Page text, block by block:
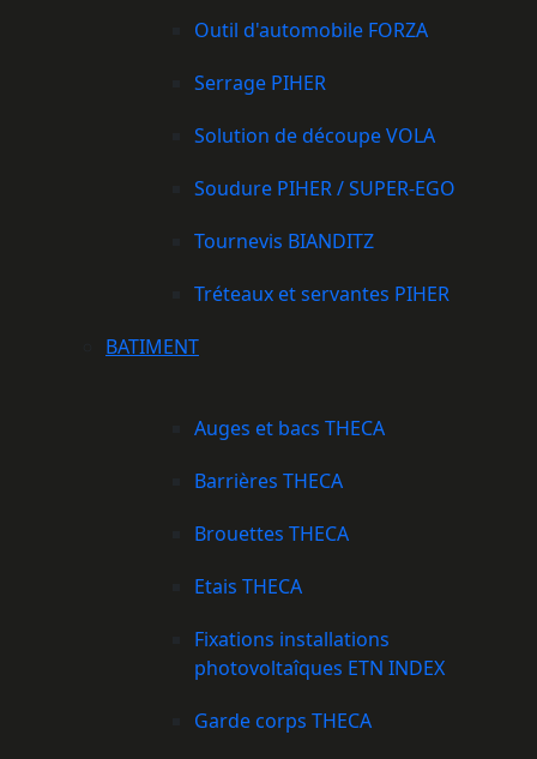
Outil d'automobile FORZA
Serrage PIHER
Solution de découpe VOLA
Soudure PIHER / SUPER-EGO
Tournevis BIANDITZ
Tréteaux et servantes PIHER
BATIMENT
Auges et bacs THECA
Barrières THECA
Brouettes THECA
Etais THECA
Fixations installations
photovoltaîques ETN INDEX
Garde corps THECA